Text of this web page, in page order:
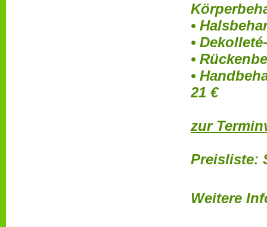
•
•
•
•
21 €
zur
Preisliste:
Weitere